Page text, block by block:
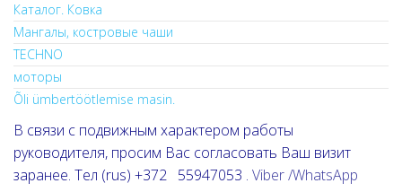
Каталог. Ковка
Мангалы, костровые чаши
TECHNO
моторы
Õli ümbertöötlemise masin.
В связи с подвижным характером работы
руководителя, просим Вас согласовать Ваш визит
заранее. Тел (rus) +372 55947053 . Viber /WhatsApp